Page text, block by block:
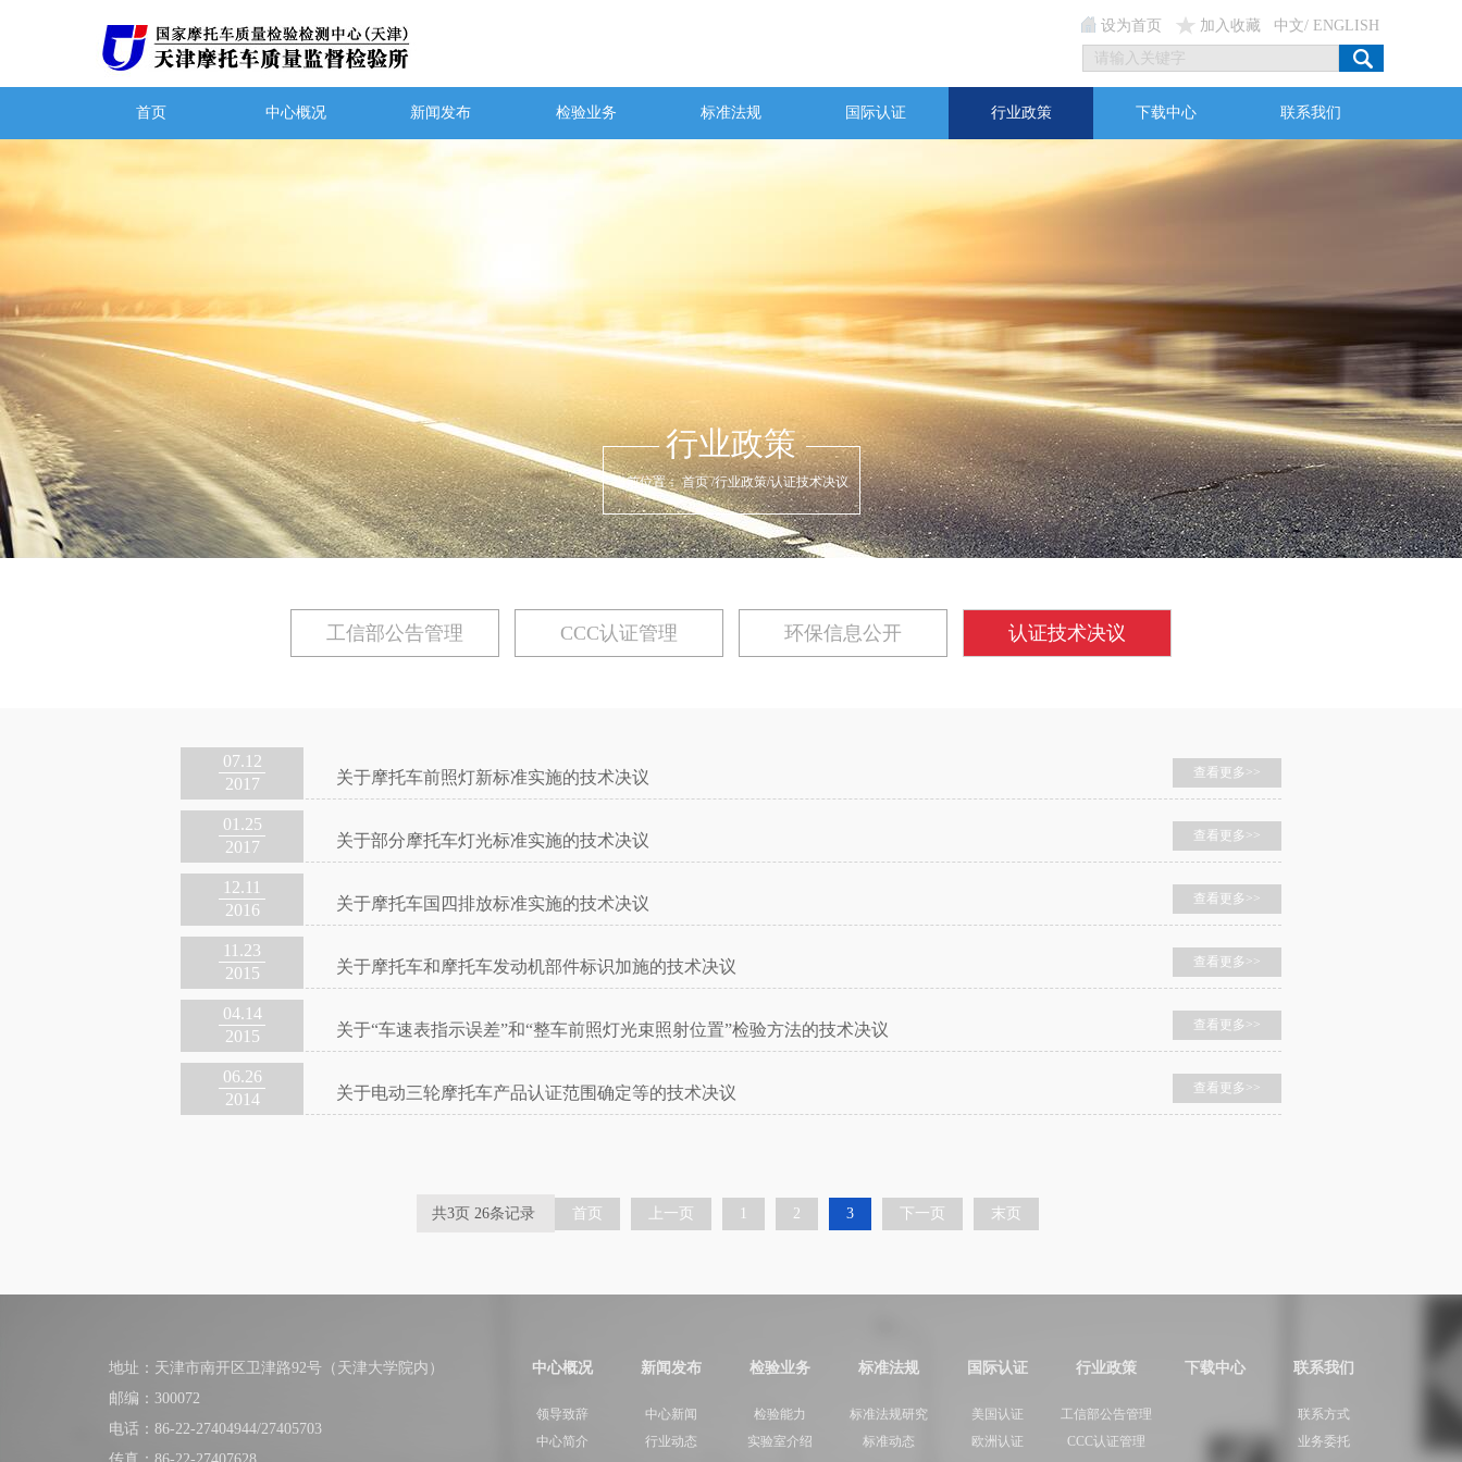
设为首页 加入收藏 中文/ ENGLISH
首页 中心概况 新闻发布 检验业务 标准法规 国际认证 行业政策 下载中心 联系我们
行业政策
当前位置：首页/行业政策/认证技术决议
工信部公告管理 CCC认证管理 环保信息公开 认证技术决议
07.12
2017
关于摩托车前照灯新标准实施的技术决议 查看更多>>
01.25
2017
关于部分摩托车灯光标准实施的技术决议 查看更多>>
12.11
2016
关于摩托车国四排放标准实施的技术决议 查看更多>>
11.23
2015
关于摩托车和摩托车发动机部件标识加施的技术决议 查看更多>>
04.14
2015
关于“车速表指示误差”和“整车前照灯光束照射位置”检验方法的技术决议 查看更多>>
06.26
2014
关于电动三轮摩托车产品认证范围确定等的技术决议 查看更多>>
共3页 26条记录 首页 上一页 2 3 下一页 末页
地址：天津市南开区卫津路92号（天津大学院内）
邮编：300072
电话：86-22-27404944/27405703
中心概况
领导致辞
中心简介
新闻发布
中心新闻
行业动态
检验业务
检验能力
实验室介绍
标准法规
标准法规研究
标准动态
国际认证
美国认证
欧洲认证
行业政策
工信部公告管理
CCC认证管理
下载中心 联系我们
联系方式
业务委托